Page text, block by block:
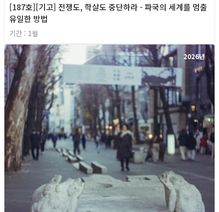
[187호][기고] 전쟁도, 학살도 중단하라 - 파국의 세계를 멈출
유일한 방법
기간 : 1월
2026년